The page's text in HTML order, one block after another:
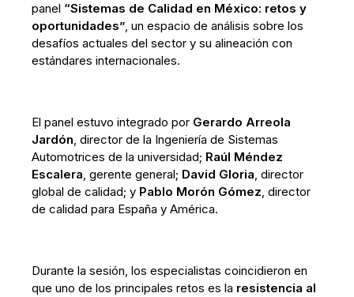
panel “Sistemas de Calidad en México: retos y
oportunidades”, un espacio de análisis sobre los
desafíos actuales del sector y su alineación con
estándares internacionales.
El panel estuvo integrado por Gerardo Arreola
Jardón, director de la Ingeniería de Sistemas
Automotrices de la universidad; Raúl Méndez
Escalera, gerente general; David Gloria, director
global de calidad; y Pablo Morón Gómez, director
de calidad para España y América.
Durante la sesión, los especialistas coincidieron en
que uno de los principales retos es la resistencia al